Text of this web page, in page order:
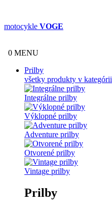
motocykle VOGE
0 MENU
Prilby
všetky produkty v kategórii
Integrálne prilby
Výklopné prilby
Adventure prilby
Otvorené prilby
Vintage prilby
Prilby